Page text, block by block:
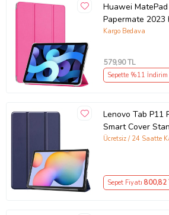
Ürün Kodu:kcm87599455
Huawei
Papermate 2023
Standlı Ca
Kargo Bedava
579,90 TL
Sepette %11 İndirim
Lenovo Tab P11
Smart Cover
(Lacivert)
Ücretsiz / 24 Saatte
Sepet Fiyatı 800,82